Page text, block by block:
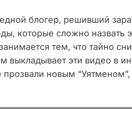
блогер, решивший
которые сложно назвать
тем, что тайно
выкладывает эти видео в
прозвали новым